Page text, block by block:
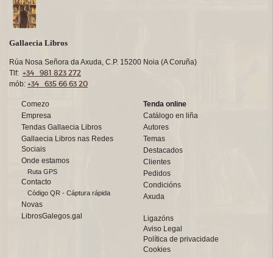
Gallaecia Libros
Rúa Nosa Señora da Axuda, C.P. 15200 Noia (A Coruña)
Tlf: +34 981 823 272
mób: +34 635 66 63 20
Comezo
Empresa
Tendas Gallaecia Libros
Gallaecia Libros nas Redes
Sociais
Onde estamos
Ruta GPS
Contacto
Código QR - Cáptura rápida
Novas
LibrosGalegos.gal
Tenda online
Catálogo en liña
Autores
Temas
Destacados
Clientes
Pedidos
Condicións
Axuda
Ligazóns
Aviso Legal
Política de privacidade
Cookies